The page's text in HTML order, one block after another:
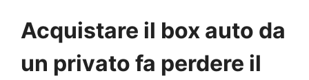
Acquistare il box auto da
un privato fa perdere il